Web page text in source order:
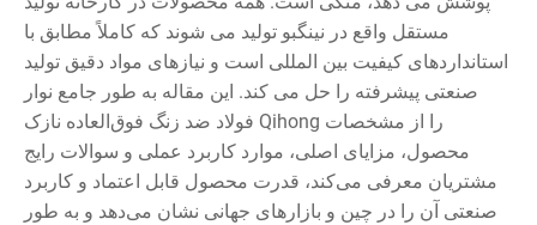
مستقل واقع در نینگبو تولید می شوند که کاملاً مطابق با
استانداردهای کیفیت بین المللی است و نیازهای مواد دقیق تولید
صنعتی پیشرفته را حل می کند. این مقاله به طور جامع نوار
فولاد ضد زنگ فوق‌العاده نازک Qihong را از مشخصات
محصول، مزایای اصلی، موارد کاربرد عملی و سوالات رایج
مشتریان معرفی می‌کند، قدرت محصول قابل اعتماد و کاربرد
صنعتی آن را در چین و بازارهای جهانی نشان می‌دهد و به طور